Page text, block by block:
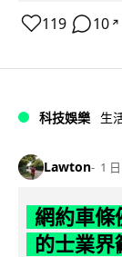
119 10 ↗
科技娛樂 生
Lawton 1 日
網約車條
的士業界